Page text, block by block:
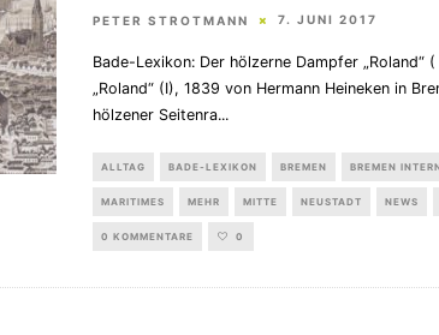
PETER STROTMANN 7. JUNI 2017
Bade-Lexikon: Der hölzerne Dampfer „Roland“
„Roland“ (I), 1839 von Hermann Heineken in
hölzener Seitenra...
ALLTAG BADE-LEXIKON BREMEN BREMEN
MARITIMES MEHR MITTE NEUSTADT NEWS
0 KOMMENTARE 0